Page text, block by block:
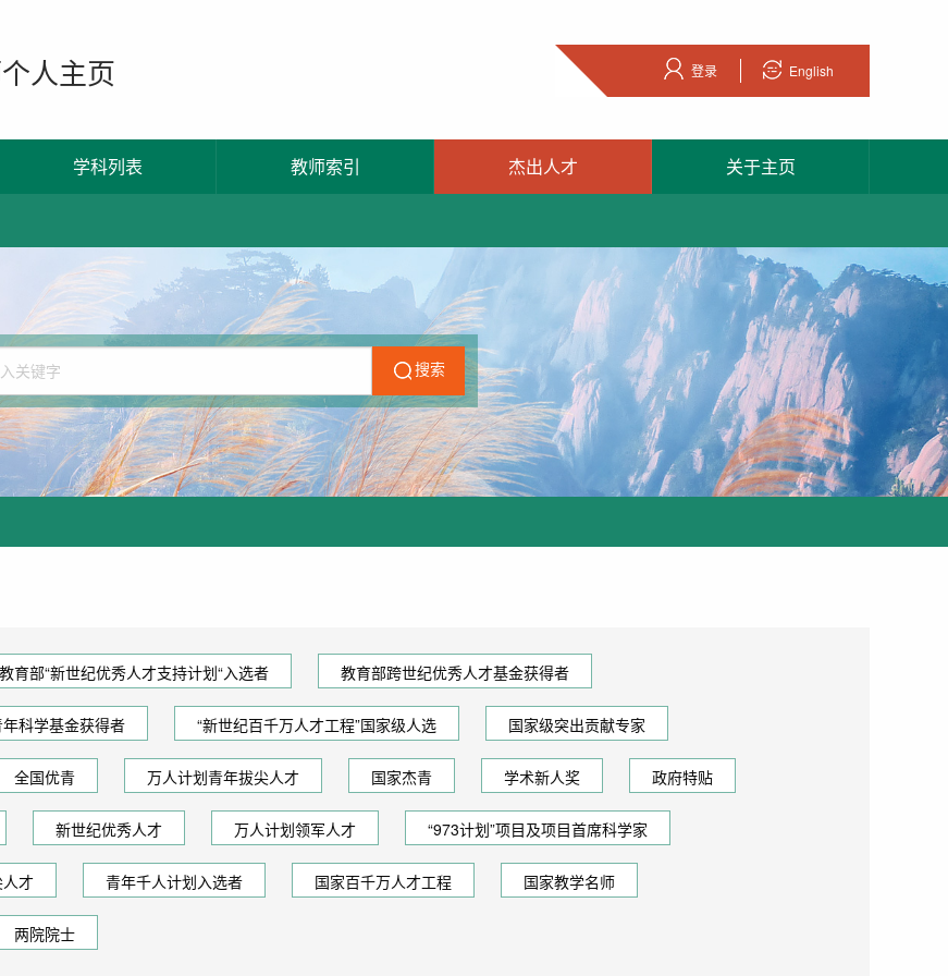
人主页 登录 English
学科列表 教师索引 杰出人才 关于主页
搜索
教育部“新世纪优秀人才支持计划“入选者 教育部跨世纪优秀人才基金获得者
科学基金获得者 “新世纪百千万人才工程”国家级人选 国家级突出贡献专家
全国优青 万人计划青年拔尖人才 国家杰青 学术新人奖 政府特贴
新世纪优秀人才 万人计划领军人才 “973计划”项目及项目首席科学家
才 青年千人计划入选者 国家百千万人才工程 国家教学名师
两院院士